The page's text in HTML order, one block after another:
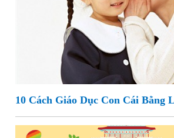
10 Cách Giáo Dục Con Cái Bằng